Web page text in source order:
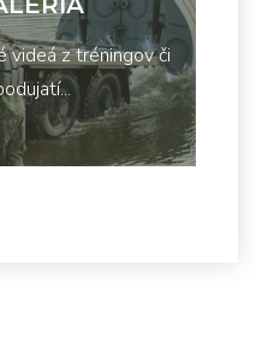
videá z tréningov či